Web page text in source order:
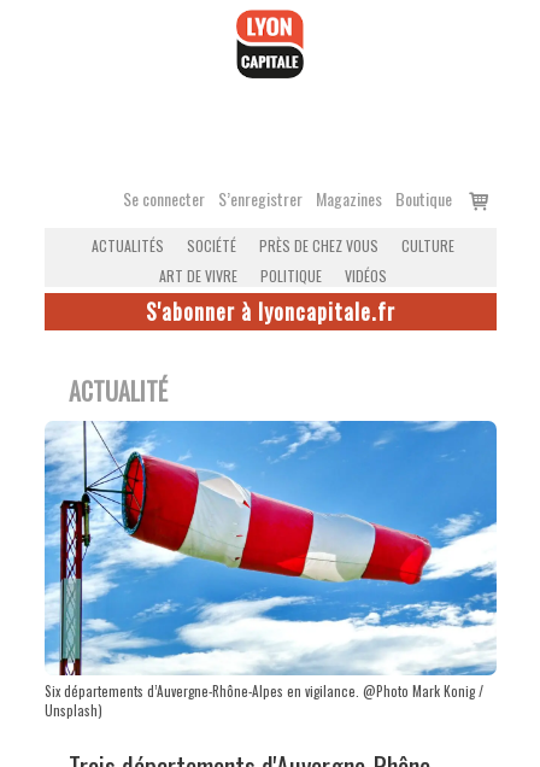
Se connecter S’enregistrer Magazines Boutique
Voir
ACTUALITÉS SOCIÉTÉ PRÈS DE CHEZ VOUS
CULTURE
ART DE VIVRE
POLITIQUE VIDÉOS
S'abonner à lyoncapitale.fr
ACTUALITÉ
Six départements d’Auvergne-Rhône-Alpes en vigilance. @Photo Mark Konig /
Unsplash)